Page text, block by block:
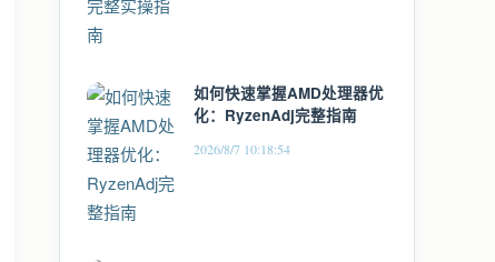
如何快速掌握AMD处理器优
化：RyzenAdj完整指南
2026/8/7 10:18:54